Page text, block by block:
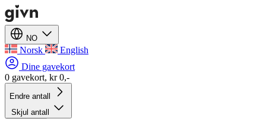
NO
Norsk
English
Dine gavekort
0 gavekort, kr 0,-
Endre antall
Skjul antall